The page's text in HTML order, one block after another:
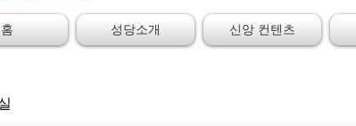
홈 성당소개 신앙 컨텐츠